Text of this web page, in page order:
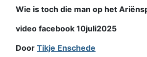
Wie is toch die man op het
video facebook 10juli2025
Door Tikje Enschede